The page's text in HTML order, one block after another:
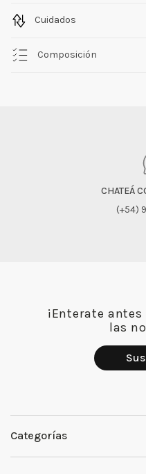
Cuidados
Composición
CHATEÁ
(+54) 9
¡Enterate
las
Categorías